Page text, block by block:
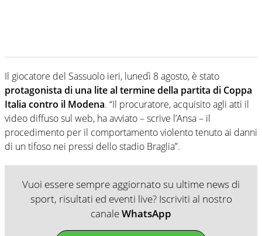
Il giocatore del Sassuolo ieri, lunedì 8 agosto, è stato
protagonista di una lite al termine della partita di Coppa
Italia contro il Modena. “Il procuratore, acquisito agli atti il
video diffuso sul web, ha avviato – scrive l’Ansa – il
procedimento per il comportamento violento tenuto ai danni
di un tifoso nei pressi dello stadio Braglia”.
Vuoi essere sempre aggiornato su ultime news di
sport, risultati ed eventi live? Iscriviti al nostro
canaleWhatsApp